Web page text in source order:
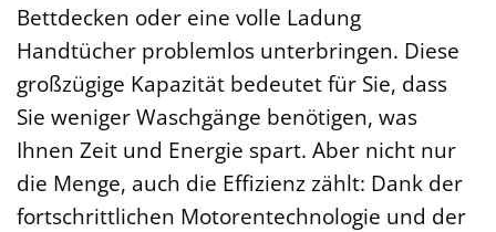
Bettdecken oder eine volle Ladung
Handtücher problemlos unterbringen. Diese
großzügige Kapazität bedeutet für Sie, dass
Sie weniger Waschgänge benötigen, was
Ihnen Zeit und Energie spart. Aber nicht nur
die Menge, auch die Effizienz zählt: Dank der
fortschrittlichen Motorentechnologie und der